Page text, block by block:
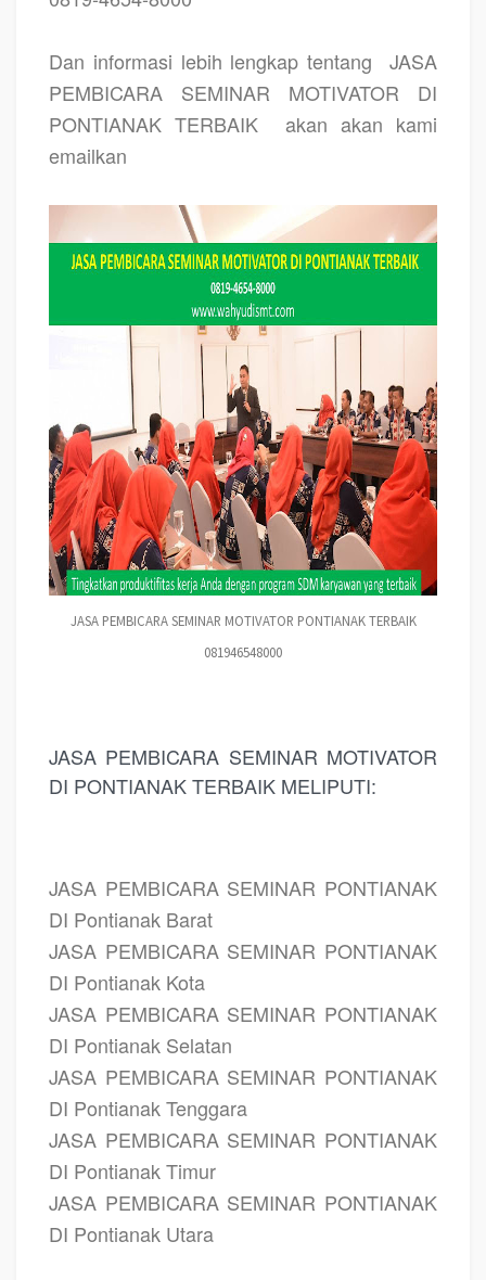
Dan informasi lebih lengkap tentang
JASA
PEMBICARA SEMINAR MOTIVATOR DI
PONTIANAK TERBAIK
akan akan kami
emailkan
JASA PEMBICARA SEMINAR MOTIVATOR PONTIANAK TERBAIK
081946548000
JASA PEMBICARA SEMINAR MOTIVATOR
DI PONTIANAK TERBAIK MELIPUTI:
JASA PEMBICARA SEMINAR PONTIANAK
DI Pontianak Barat
JASA PEMBICARA SEMINAR PONTIANAK
DI Pontianak Kota
JASA PEMBICARA SEMINAR PONTIANAK
DI Pontianak Selatan
JASA PEMBICARA SEMINAR PONTIANAK
DI Pontianak Tenggara
JASA PEMBICARA SEMINAR PONTIANAK
DI Pontianak Timur
JASA PEMBICARA SEMINAR PONTIANAK
DI Pontianak Utara